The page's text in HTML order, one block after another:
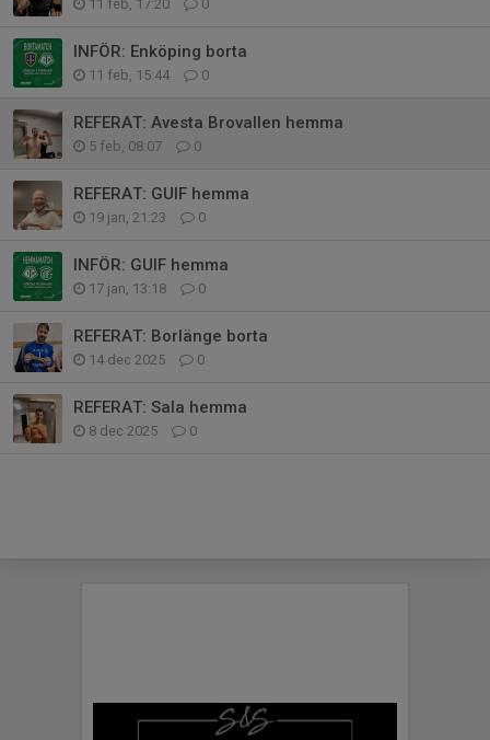
11 feb, 17:20 0
INFÖR: Enköping borta
11 feb, 15:44 0
REFERAT: Avesta Brovallen hemma
5 feb, 08:07 0
REFERAT: GUIF hemma
19 jan, 21:23 0
INFÖR: GUIF hemma
17 jan, 13:18 0
REFERAT: Borlänge borta
14 dec 2025 0
REFERAT: Sala hemma
8 dec 2025 0